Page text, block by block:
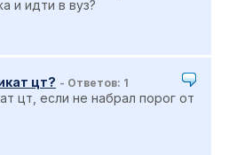
и идти в вуз?
цт? - Ответов: 1
цт, если не набрал порог от